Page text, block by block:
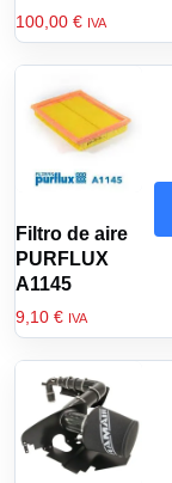
100,00 € IVA
Filtro de aire
PURFLUX
A1145
9,10 € IVA